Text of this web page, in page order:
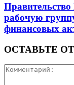
рабочую
финансовых
ОСТАВЬТЕ